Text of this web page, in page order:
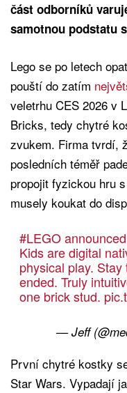
část odborníků
samotnou podstatu
Lego se po letech
pouští do zatím
veletrhu CES 2026 v
Bricks, tedy chytré
zvukem. Firma tvrdí,
posledních téměř
propojit fyzickou hru
musely koukat do
#LEGOannounced
Kids are digital
physical play.
ended. Truly
one brick stud.
— Jeff
První chytré kostky
Star Wars. Vypadají